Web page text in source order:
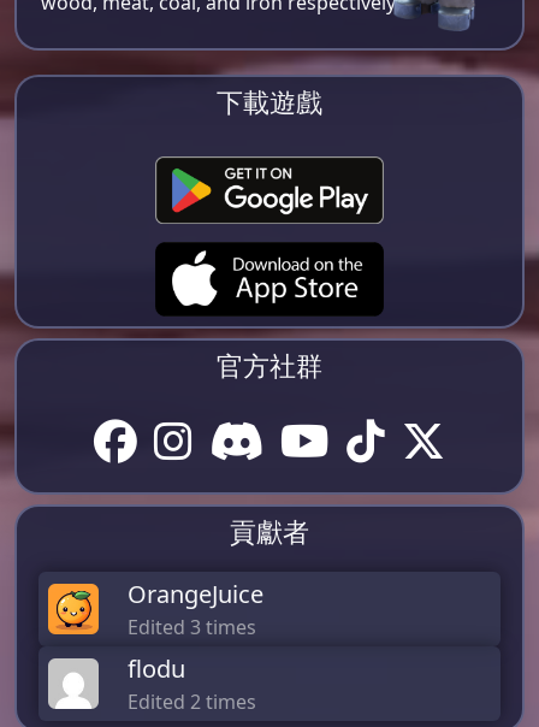
下載遊戲
官方社群
貢獻者
OrangeJuice
Edited 3 times
flodu
Edited 2 times